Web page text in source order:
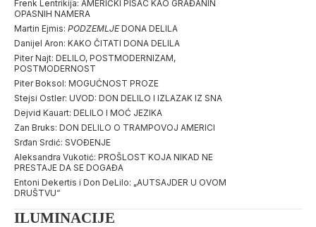
Frenk Lentrikija: AMERIČKI PISAC KAO GRAĐANIN
OPASNIH NAMERA
Martin Ejmis: PODZEMLJEDONA DELILA
Danijel Aron: KAKO ČITATI DONA DELILA
Piter Najt: DELILO, POSTMODERNIZAM,
POSTMODERNOST
Piter Boksol: MOGUĆNOST PROZE
Stejsi Ostler: UVOD: DON DELILO I IZLAZAK IZ SNA
Dejvid Kauart: DELILO I MOĆ JEZIKA
Zan Bruks: DON DELILO O TRAMPOVOJ AMERICI
Srđan Srdić: SVOĐENJE
Aleksandra Vukotić: PROŠLOST KOJA NIKAD NE
PRESTAJE DA SE DOGAĐA
Entoni Dekertis i Don DeLilo: „AUTSAJDER U OVOM
DRUŠTVU“
ILUMINACIJE